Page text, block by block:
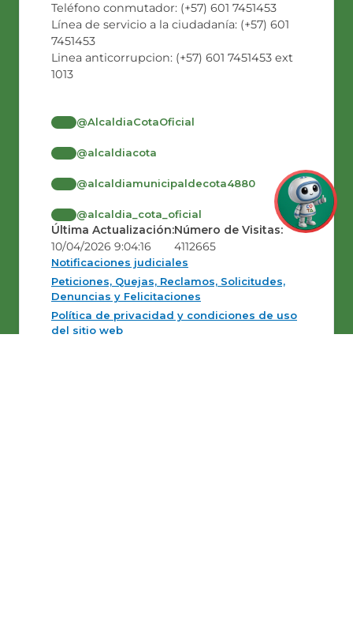
Teléfono conmutador: (+57) 601 7451453
Línea de servicio a la ciudadanía: (+57) 601
7451453
Linea anticorrupcion: (+57) 601 7451453 ext
1013
@AlcaldiaCotaOficial
@alcaldiacota
@alcaldiamunicipaldecota4880
@alcaldia_cota_oficial
Última Actualización:
10/04/2026 9:04:16
Número de Visitas:
4112665
Notificaciones judiciales
Peticiones, Quejas, Reclamos, Solicitudes,
Denuncias y Felicitaciones
Política de privacidad y condiciones de uso
del sitio web